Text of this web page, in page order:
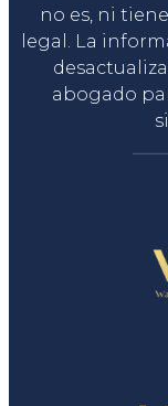
no es, ni
legal. La
abogado